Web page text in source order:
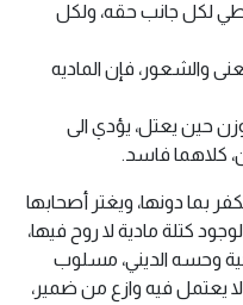
لكل جانب حقه، ولكل
والشعور، فإن الماديه
حين يعتل، يؤدي الى
كلاهما فاسد.
بما دونها، ويغتر أصحابها
كتلة مادية لا روح فيها،
وحسه الديني، مسلوب
ولا يعتمل فيه وازع من ضمير،